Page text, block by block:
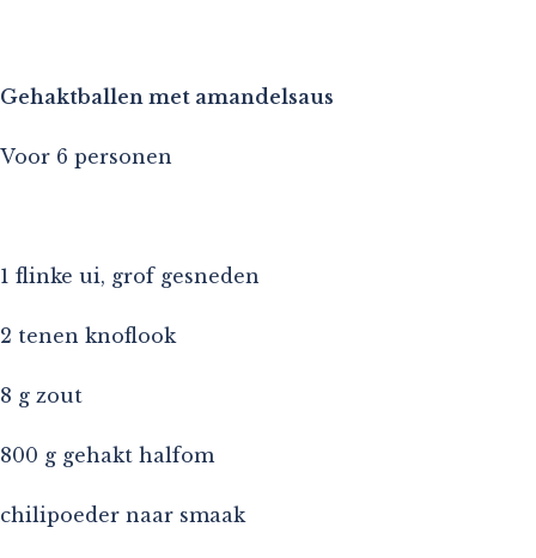
Gehaktballen met amandelsaus
Voor 6 personen
1 flinke ui, grof gesneden
2 tenen knoflook
8 g zout
800 g gehakt halfom
chilipoeder naar smaak